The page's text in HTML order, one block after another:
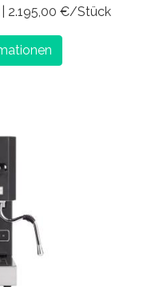
| 2.195,00 €/Stück